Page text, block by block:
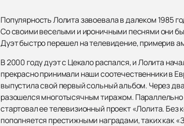
Популярность Лолита завоевала в далеком 1985
Со своими веселыми и ироничными песнями они
Дуэт быстро перешел на телевидение, примерив
В 2000 году дуэт с Цекало распался, и Лолита
прекрасно принимали наши соотечественники в
выпустила свой первый сольный альбом. Через
разошелся многотысячным тиражом.
стартовал ее телевизионный проект «Лолита.
пополняется престижными наградами, таких как